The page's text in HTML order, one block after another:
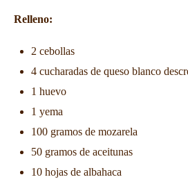
Relleno:
2 cebollas
4 cucharadas de queso blanco
1 huevo
1 yema
100 gramos de mozarela
50 gramos de aceitunas
10 hojas de albahaca